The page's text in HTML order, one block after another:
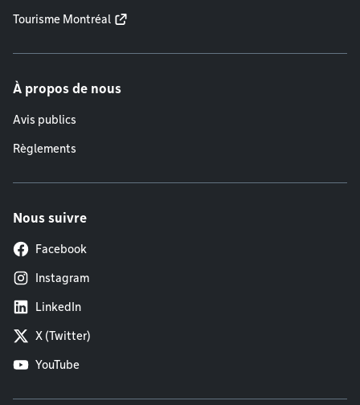
Tourisme Montréal
À propos de nous
Avis publics
Règlements
Nous suivre
Facebook
Instagram
LinkedIn
X (Twitter)
YouTube